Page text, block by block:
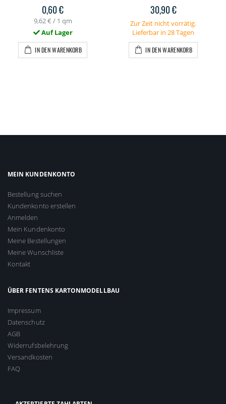
0,60 €
9,62 € / 1 qm
Auf Lager
IN DEN WARENKORB
30,90 €
Zur Zeit nicht vorrätig.
Lieferbar in 28 Tagen
IN DEN WARENKORB
MEIN KUNDENKONTO
Bestellung suchen
Kundenkonto erstellen
Anmelden
Mein Kundenkonto
Meine Bestellungen
Meine Wunschliste
Kontakt
ÜBER FENTENS KARTONMODELLBAU
Impressum
Datenschutz
AGB
Widerrufsbelehrung
Versandkosten
FAQ